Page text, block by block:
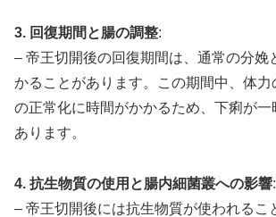
3. 回復期間と腸の調整:
– 帝王切開後の回復期間は、通常の分娩
かることがあります。この期間中、体力
の正常化に時間がかかるため、下痢が
あります。
4. 抗生物質の使用と腸内細菌叢への影響:
– 帝王切開後には抗生物質が使われるこ